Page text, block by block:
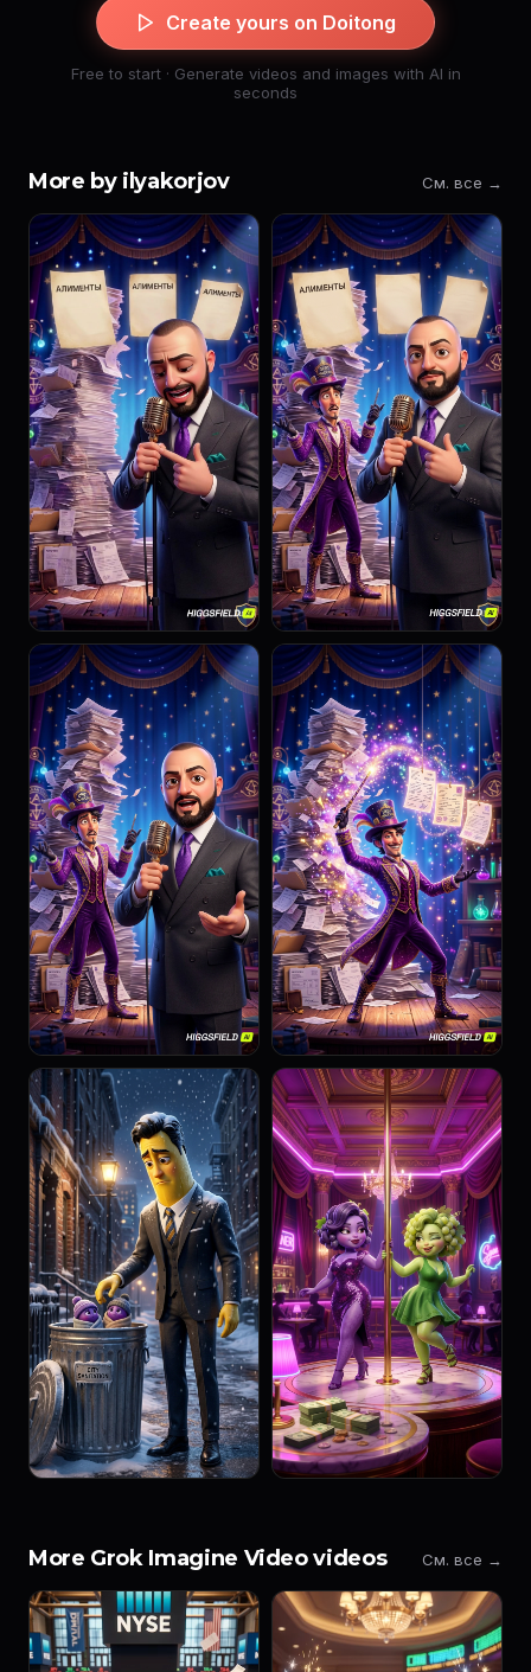
Create yours on Doitong
Free to start · Generate videos and images with AI in
seconds
More by ilyakorjov См. все →
More Grok Imagine Video videos См. все →